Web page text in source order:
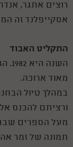
רוצים אתגר,
אסקייפלנד זה
התקליט האבוד
מאוד ארוכה.
במהלך טיול
ורציתם להכנס
מעל הספרים
תמונה של זמר